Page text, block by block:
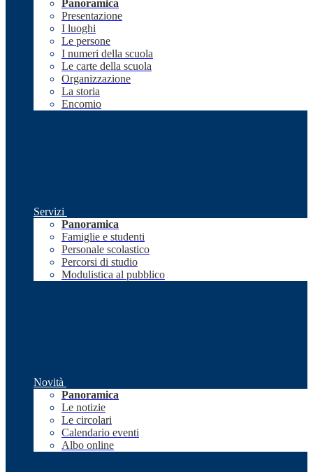
Panoramica
Presentazione
I luoghi
Le persone
I numeri della scuola
Le carte della scuola
Organizzazione
La storia
Encomio
Servizi
Panoramica
Famiglie e studenti
Personale scolastico
Percorsi di studio
Modulistica al pubblico
Novità
Panoramica
Le notizie
Le circolari
Calendario eventi
Albo online